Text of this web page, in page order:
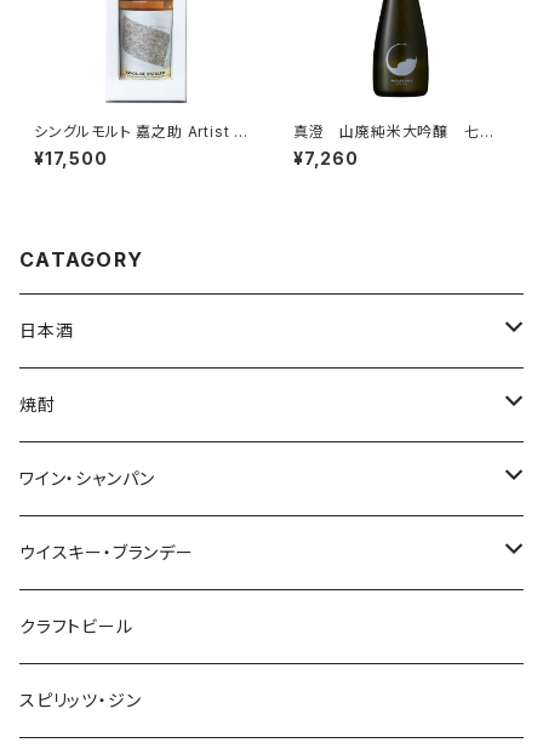
シングルモルト 嘉之助 Artist E
dition #004 50% 700ml ア
ーティストエディション ウイスキ
¥17,500
真澄 山廃純米大吟醸 七
號 720ml 日本酒 純米大
吟醸酒 4合瓶 宮坂醸造 箱
¥7,260
CATAGORY
日本酒
720ml
1800ml（一升瓶）
季節限定商品
本格生酒 岳龍
焼酎
1800ml
720ml
ワイン・シャンパン
NAGANOワイン
赤
白
輸入ワイン
赤
シャンパン
ウイスキー・ブランデー
マルスウイスキー・国産ウイスキー
輸入ウイスキー
クラフトビール
スピリッツ・ジン